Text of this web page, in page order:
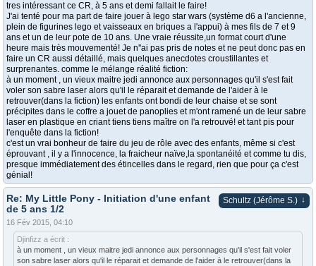
tres intéressant ce CR, à 5 ans et demi fallait le faire!
J'ai tenté pour ma part de faire jouer à lego star wars (système d6 a l'ancienne,
plein de figurines lego et vaisseaux en briques a l'appui) à mes fils de 7 et 9
ans et un de leur pote de 10 ans. Une vraie réussite,un format court d'une
heure mais très mouvementé! Je n''ai pas pris de notes et ne peut donc pas en
faire un CR aussi détaillé, mais quelques anecdotes croustillantes et
surprenantes. comme le mélange réalité fiction:
à un moment , un vieux maitre jedi annonce aux personnages qu'il s'est fait
voler son sabre laser alors qu'il le réparait et demande de l'aider à le
retrouver(dans la fiction) les enfants ont bondi de leur chaise et se sont
précipites dans le coffre a jouet de panoplies et m'ont ramené un de leur sabre
laser en plastique en criant tiens tiens maître on l'a retrouvé! et tant pis pour
l'enquête dans la fiction!
c'est un vrai bonheur de faire du jeu de rôle avec des enfants, même si c'est
éprouvant , il y a l'innocence, la fraicheur naïve,la spontanéité et comme tu dis,
presque immédiatement des étincelles dans le regard, rien que pour ça c'est
génial!
Schultz (Jérôme S.) ↓
Re: My Little Pony - Initiation d'une enfant
de 5 ans 1/2
16 Fév 2015, 04:10
Djinfizz a écrit :
à un moment , un vieux maitre jedi annonce aux personnages qu'il s'est fait voler
son sabre laser alors qu'il le réparait et demande de l'aider à le retrouver(dans la